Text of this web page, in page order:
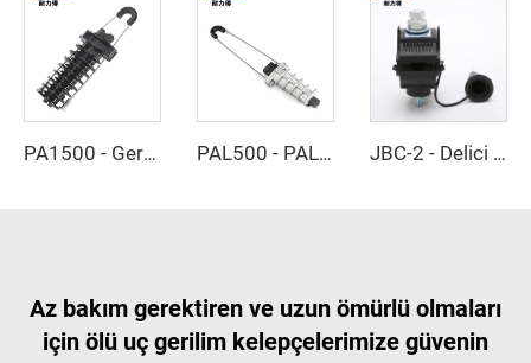
PA1500 - Gerilim Kelepçesi PAL500 - PAL1000 - Gerilim Kelepçesi JBC-2 - Delici Kelepçe
Az bakım gerektiren ve uzun ömürlü olmaları
için ölü uç gerilim kelepçelerimize güvenin